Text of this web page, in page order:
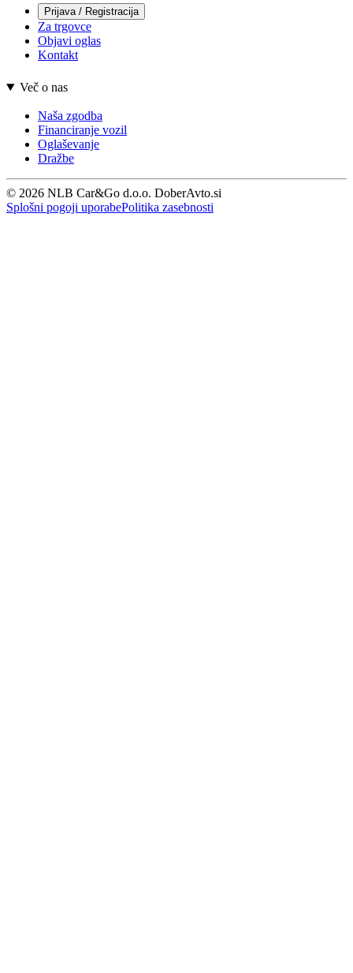
Prijava / Registracija
Za trgovce
Objavi oglas
Kontakt
Več o nas
Naša zgodba
Financiranje vozil
Oglaševanje
Dražbe
© 2026 NLB Car&Go d.o.o. DoberAvto.si
Splošni pogoji uporabePolitika zasebnosti